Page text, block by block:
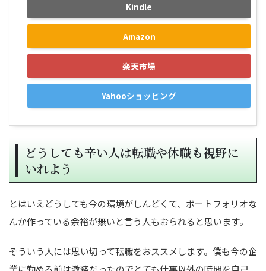
Kindle
Amazon
楽天市場
Yahooショッピング
どうしても辛い人は転職や休職も視野に
いれよう
とはいえどうしても今の環境がしんどくて、ポートフォリオな
んか作っている余裕が無いと言う人もおられると思います。
そういう人には思い切って転職をおススメします。僕も今の企